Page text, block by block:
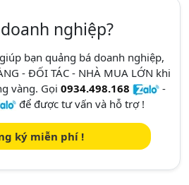
nghiệp?
bạn quảng bá doanh nghiệp,
- ĐỐI TÁC - NHÀ MUA LỚN khi
vàng. Gọi 0934.498.168
-
để được tư vấn và hỗ trợ !
ký miễn phí !